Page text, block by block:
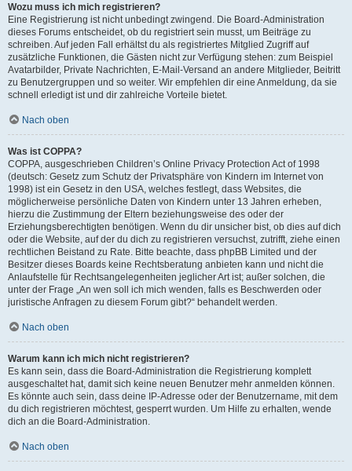
Wozu muss ich mich registrieren?
Eine Registrierung ist nicht unbedingt zwingend. Die Board-Administration
dieses Forums entscheidet, ob du registriert sein musst, um Beiträge zu
schreiben. Auf jeden Fall erhältst du als registriertes Mitglied Zugriff auf
zusätzliche Funktionen, die Gästen nicht zur Verfügung stehen: zum Beispiel
Avatarbilder, Private Nachrichten, E-Mail-Versand an andere Mitglieder, Beitritt
zu Benutzergruppen und so weiter. Wir empfehlen dir eine Anmeldung, da sie
schnell erledigt ist und dir zahlreiche Vorteile bietet.
Nach oben
Was ist COPPA?
COPPA, ausgeschrieben Children’s Online Privacy Protection Act of 1998
(deutsch: Gesetz zum Schutz der Privatsphäre von Kindern im Internet von
1998) ist ein Gesetz in den USA, welches festlegt, dass Websites, die
möglicherweise persönliche Daten von Kindern unter 13 Jahren erheben,
hierzu die Zustimmung der Eltern beziehungsweise des oder der
Erziehungsberechtigten benötigen. Wenn du dir unsicher bist, ob dies auf dich
oder die Website, auf der du dich zu registrieren versuchst, zutrifft, ziehe einen
rechtlichen Beistand zu Rate. Bitte beachte, dass phpBB Limited und der
Besitzer dieses Boards keine Rechtsberatung anbieten kann und nicht die
Anlaufstelle für Rechtsangelegenheiten jeglicher Art ist; außer solchen, die
unter der Frage „An wen soll ich mich wenden, falls es Beschwerden oder
juristische Anfragen zu diesem Forum gibt?“ behandelt werden.
Nach oben
Warum kann ich mich nicht registrieren?
Es kann sein, dass die Board-Administration die Registrierung komplett
ausgeschaltet hat, damit sich keine neuen Benutzer mehr anmelden können.
Es könnte auch sein, dass deine IP-Adresse oder der Benutzername, mit dem
du dich registrieren möchtest, gesperrt wurden. Um Hilfe zu erhalten, wende
dich an die Board-Administration.
Nach oben